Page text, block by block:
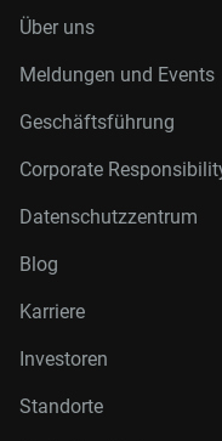
Über uns
Meldungen und Events
Geschäftsführung
Corporate
Datenschutzzentrum
Blog
Karriere
Investoren
Standorte